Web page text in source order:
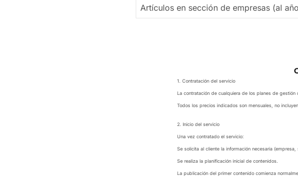
Artículos en sección de empresas (al
1. Contratación del servicio
La contratación de cualquiera de los planes de
Todos los precios indicados son mensuales, no
2. Inicio del servicio
Una vez contratado el servicio:
Se solicita al cliente la información necesaria
Se realiza la planificación inicial de contenidos.
La publicación del primer contenido comienza